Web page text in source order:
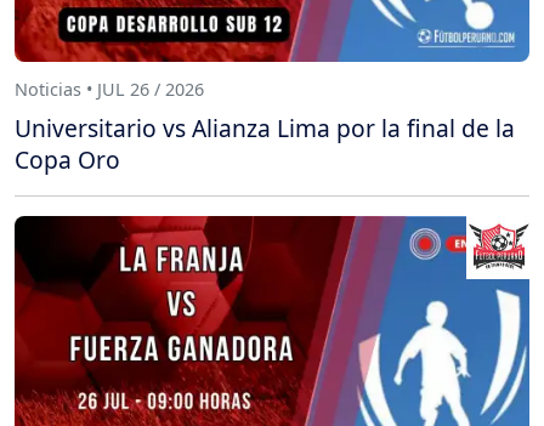
Noticias • JUL 26 / 2026
Universitario vs Alianza Lima por la final de la
Copa Oro